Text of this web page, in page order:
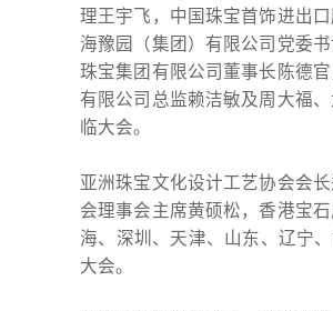
理王宇飞，中国珠宝首饰进出
海豫园（集团）有限公司党委
珠宝集团有限公司董事长陈德
有限公司总监赖洁敏及周大福
临大会。
亚洲珠宝文化设计工艺协会会
会理事会主席黄硕松，香港宝
海、深圳、天津、山东、辽宁
大会。